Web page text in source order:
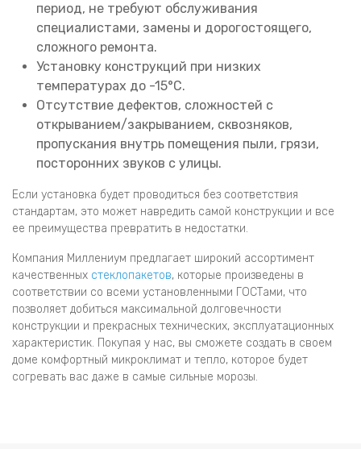
период, не требуют обслуживания
специалистами, замены и дорогостоящего,
сложного ремонта.
Установку конструкций при низких
температурах до -15°С.
Отсутствие дефектов, сложностей с
открыванием/закрыванием, сквозняков,
пропускания внутрь помещения пыли, грязи,
посторонних звуков с улицы.
Если установка будет проводиться без соответствия
стандартам, это может навредить самой конструкции и все
ее преимущества превратить в недостатки.
Компания Миллениум предлагает широкий ассортимент
качественных стеклопакетов, которые произведены в
соответствии со всеми установленными ГОСТами, что
позволяет добиться максимальной долговечности
конструкции и прекрасных технических, эксплуатационных
характеристик. Покупая у нас, вы сможете создать в своем
доме комфортный микроклимат и тепло, которое будет
согревать вас даже в самые сильные морозы.